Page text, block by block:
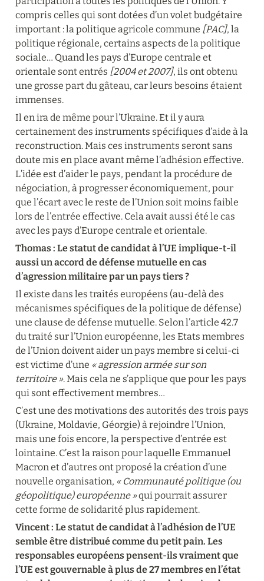
compris celles qui sont dotées d’un volet budgétaire
important : la politique agricole commune [PAC], la
politique régionale, certains aspects de la politique
sociale… Quand les pays d’Europe centrale et
orientale sont entrés [2004 et 2007], ils ont obtenu
une grosse part du gâteau, car leurs besoins étaient
immenses.
Il en ira de même pour l’Ukraine. Et il y aura
certainement des instruments spécifiques d’aide à la
reconstruction. Mais ces instruments seront sans
doute mis en place avant même l’adhésion effective.
L’idée est d’aider le pays, pendant la procédure de
négociation, à progresser économiquement, pour
que l’écart avec le reste de l’Union soit moins faible
lors de l’entrée effective. Cela avait aussi été le cas
avec les pays d’Europe centrale et orientale.
Thomas : Le statut de candidat à l’UE implique-t-il
aussi un accord de défense mutuelle en cas
d’agression militaire par un pays tiers ?
Il existe dans les traités européens (au-delà des
mécanismes spécifiques de la politique de défense)
une clause de défense mutuelle. Selon l’article 42.7
du traité sur l’Union européenne, les Etats membres
de l’Union doivent aider un pays membre si celui-ci
est victime d’une « agression armée sur son
territoire ». Mais cela ne s’applique que pour les pays
qui sont effectivement membres…
C’est une des motivations des autorités des trois pays
(Ukraine, Moldavie, Géorgie) à rejoindre l’Union,
mais une fois encore, la perspective d’entrée est
lointaine. C’est la raison pour laquelle Emmanuel
Macron et d’autres ont proposé la création d’une
nouvelle organisation, « Communauté politique (ou
géopolitique) européenne » qui pourrait assurer
cette forme de solidarité plus rapidement.
Vincent : Le statut de candidat à l’adhésion de l’UE
semble être distribué comme du petit pain. Les
responsables européens pensent-ils vraiment que
l’UE est gouvernable à plus de 27 membres en l’état